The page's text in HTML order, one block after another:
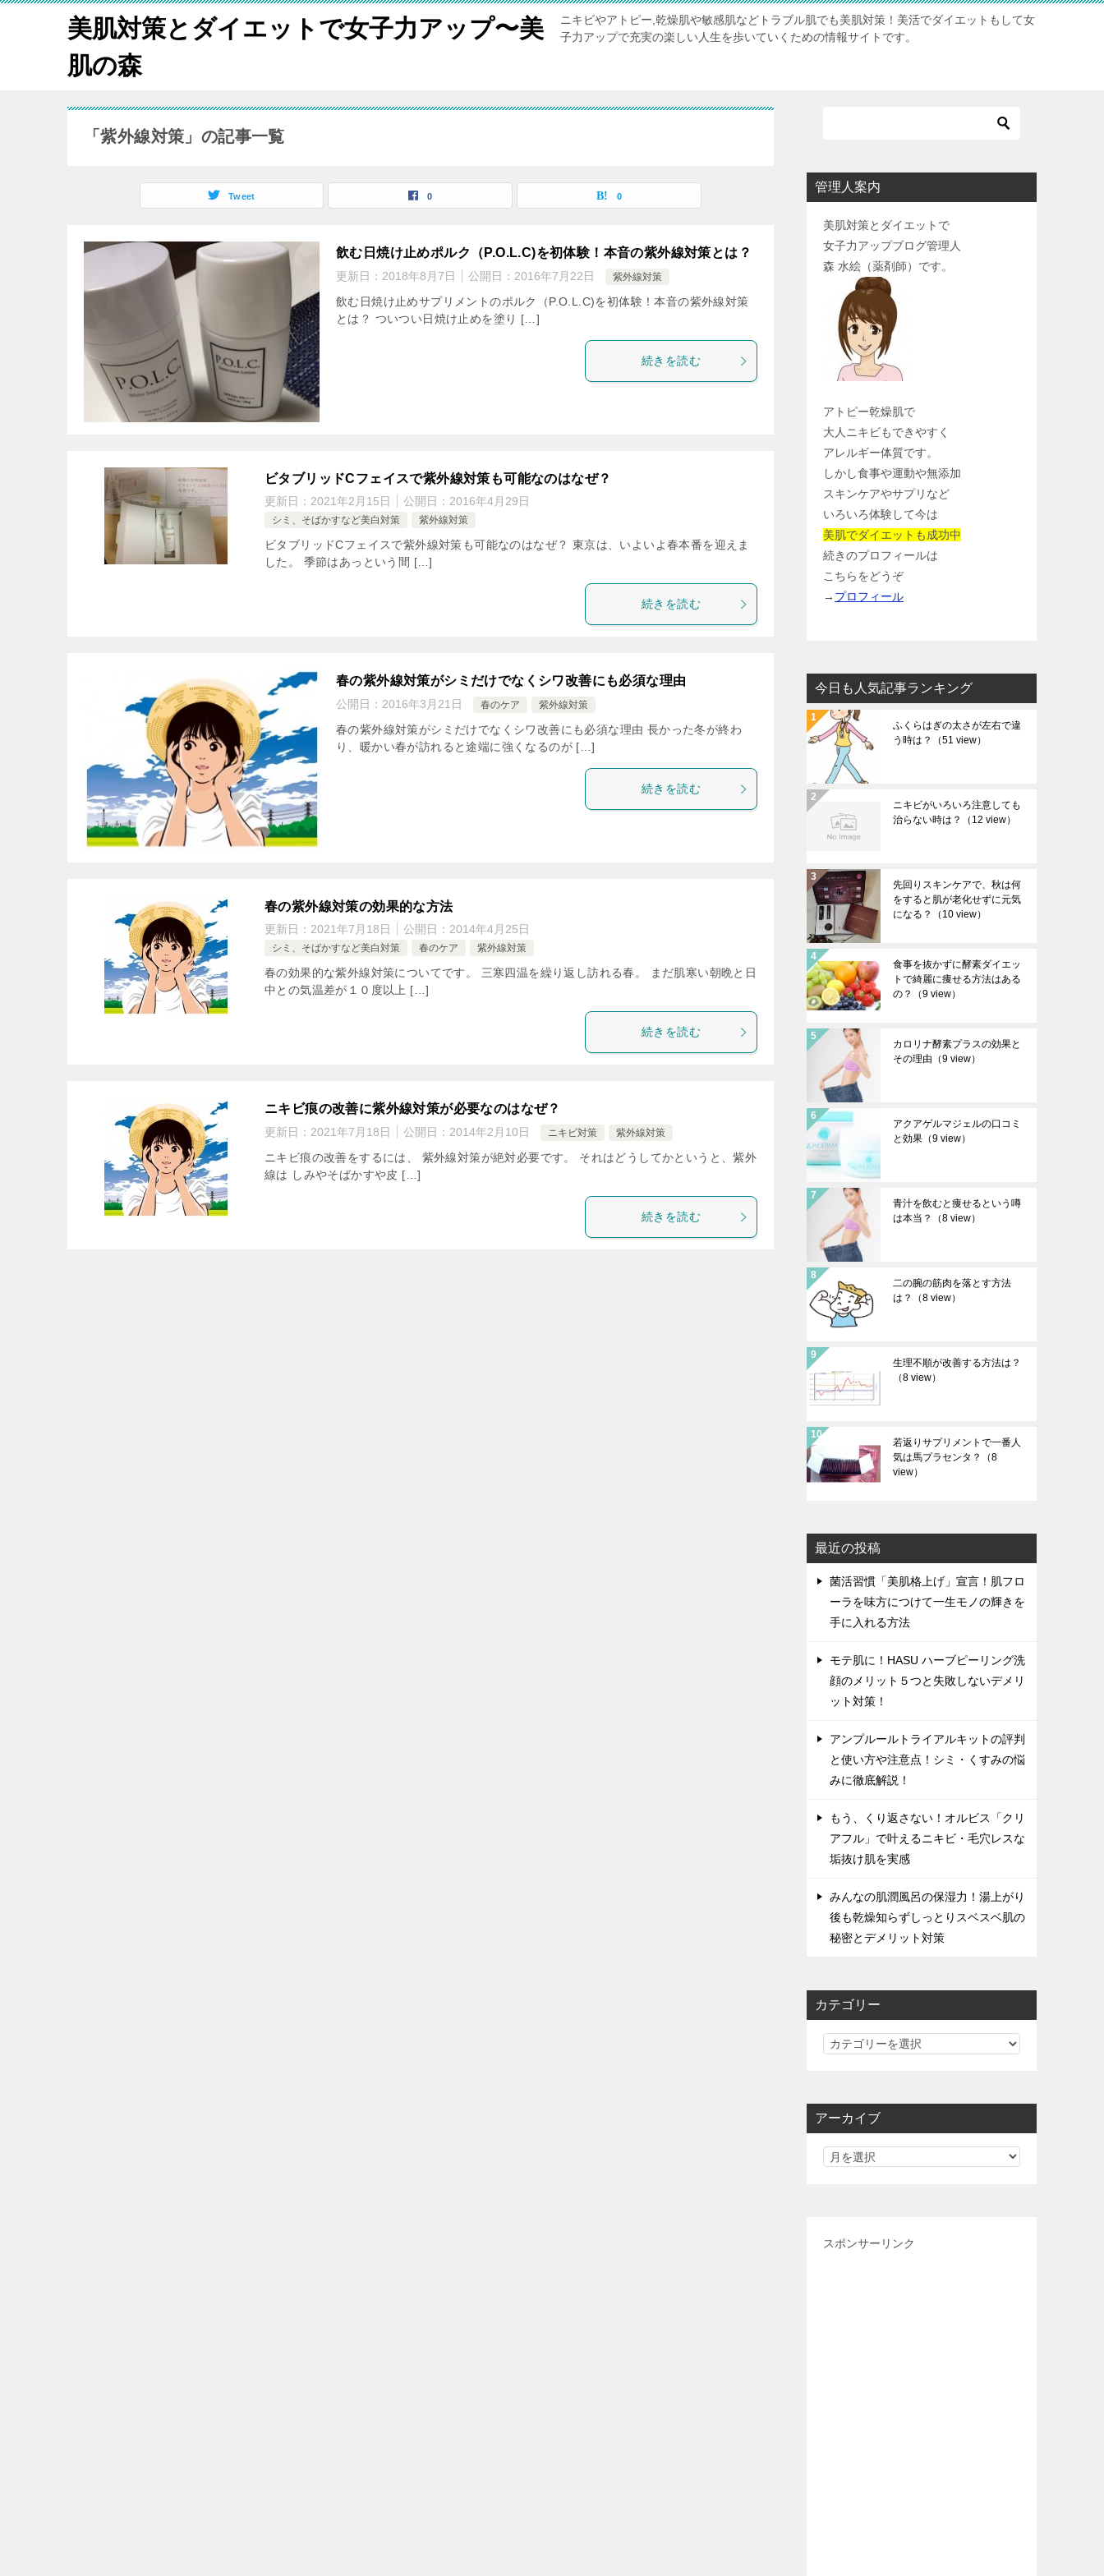
美肌対策とダイエットで女子力アップ〜美
肌の森
ニキビやアトピー,乾燥肌や敏感肌などトラブル肌でも美肌対策！美活でダイエットもして女
子力アップで充実の楽しい人生を歩いていくための情報サイトです。
「紫外線対策」の記事一覧
Tweet 0 0
飲む日焼け止めポルク（P.O.L.C)を初体験！本音の紫外線対策とは？
更新日： 2018年8月7日 公開日： 2016年7月22日 紫外線対策
飲む日焼け止めサプリメントのポルク（P.O.L.C)を初体験！本音の紫外線対策
とは？ ついつい日焼け止めを塗り […]
続きを読む
ビタブリッドCフェイスで紫外線対策も可能なのはなぜ？
更新日： 2021年2月15日 公開日： 2016年4月29日
シミ、そばかすなど美白対策 紫外線対策
ビタブリッドCフェイスで紫外線対策も可能なのはなぜ？ 東京は、いよいよ春本番を迎えま
した。 季節はあっという間 […]
続きを読む
春の紫外線対策がシミだけでなくシワ改善にも必須な理由
公開日： 2016年3月21日 春のケア 紫外線対策
春の紫外線対策がシミだけでなくシワ改善にも必須な理由 長かった冬が終わ
り、暖かい春が訪れると途端に強くなるのが […]
続きを読む
春の紫外線対策の効果的な方法
更新日： 2021年7月18日 公開日： 2014年4月25日
シミ、そばかすなど美白対策 春のケア 紫外線対策
春の効果的な紫外線対策についてです。 三寒四温を繰り返し訪れる春。 まだ肌寒い朝晩と日
中との気温差が１０度以上 […]
続きを読む
ニキビ痕の改善に紫外線対策が必要なのはなぜ？
更新日： 2021年7月18日 公開日： 2014年2月10日 ニキビ対策 紫外線対策
ニキビ痕の改善をするには、 紫外線対策が絶対必要です。 それはどうしてかというと、紫外
線は しみやそばかすや皮 […]
続きを読む
管理人案内
美肌対策とダイエットで
女子力アップブログ管理人
森 水絵（薬剤師）です。
アトピー乾燥肌で
大人ニキビもできやすく
アレルギー体質です。
しかし食事や運動や無添加
スキンケアやサプリなど
いろいろ体験して今は
美肌でダイエットも成功中
続きのプロフィールは
こちらをどうぞ
→ プロフィール
今日も人気記事ランキング
ふくらはぎの太さが左右で違
う時は？
（51 view）
ニキビがいろいろ注意しても
治らない時は？
（12 view）
先回りスキンケアで、秋は何
をすると肌が老化せずに元気
になる？
（10 view）
食事を抜かずに酵素ダイエッ
トで綺麗に痩せる方法はある
の？
（9 view）
カロリナ酵素プラスの効果と
その理由 （9 view）
アクアゲルマジェルの口コミ
と効果 （9 view）
青汁を飲むと痩せるという噂
は本当？
（8 view）
二の腕の筋肉を落とす方法
は？
（8 view）
生理不順が改善する方法は？
（8 view）
若返りサプリメントで一番人
気は馬プラセンタ？
（8
view）
最近の投稿
菌活習慣「美肌格上げ」宣言！肌フロ
ーラを味方につけて一生モノの輝きを
手に入れる方法
モテ肌に！HASU ハーブピーリング洗
顔のメリット５つと失敗しないデメリ
ット対策！
アンプルールトライアルキットの評判
と使い方や注意点！シミ・くすみの悩
みに徹底解説！
もう、くり返さない！オルビス「クリ
アフル」で叶えるニキビ・毛穴レスな
垢抜け肌を実感
みんなの肌潤風呂の保湿力！湯上がり
後も乾燥知らずしっとりスベスベ肌の
秘密とデメリット対策
カテゴリー
カ
リ
アーカイブ
スポンサーリンク